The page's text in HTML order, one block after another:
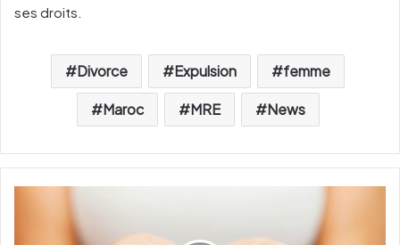
ses droits.
Divorce Expulsion femme
Maroc MRE News